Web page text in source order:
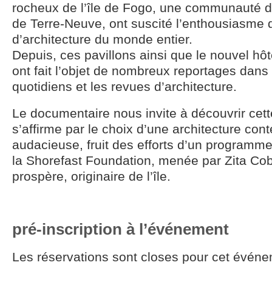
rocheux de l’île de Fogo, une communauté
de Terre-Neuve, ont suscité l’enthousiasme
d’architecture du monde entier.
Depuis, ces pavillons ainsi que le nouvel
ont fait l’objet de nombreux reportages
quotidiens et les revues d’architecture.
Le documentaire nous invite à découvrir
s’affirme par le choix d’une architecture
audacieuse, fruit des efforts d’un
la Shorefast Foundation, menée par Zita
prospère, originaire de l’île.
pré-inscription à l’événement
Les réservations sont closes pour cet